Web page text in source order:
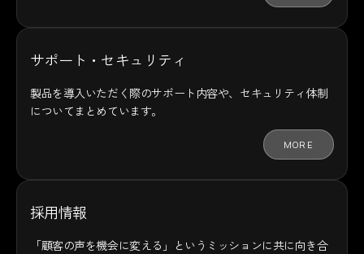
サポート・セキュリティ
製品を導入いただく際のサポート内容や、セキュリティ体制
についてまとめています。
MORE
採用情報
「顧客の声を機会に変える」というミッションに共に向き合